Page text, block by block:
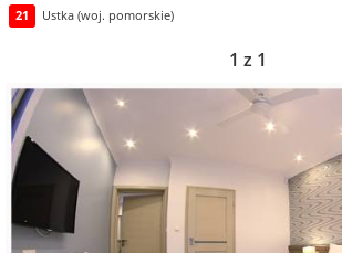
21
Ustka (woj. pomorskie)
1 z 1